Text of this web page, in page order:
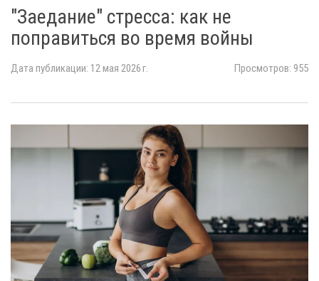
"Заедание" стресса: как не
поправиться во время войны
Дата публикации: 12 мая 2026 г. Просмотров: 955